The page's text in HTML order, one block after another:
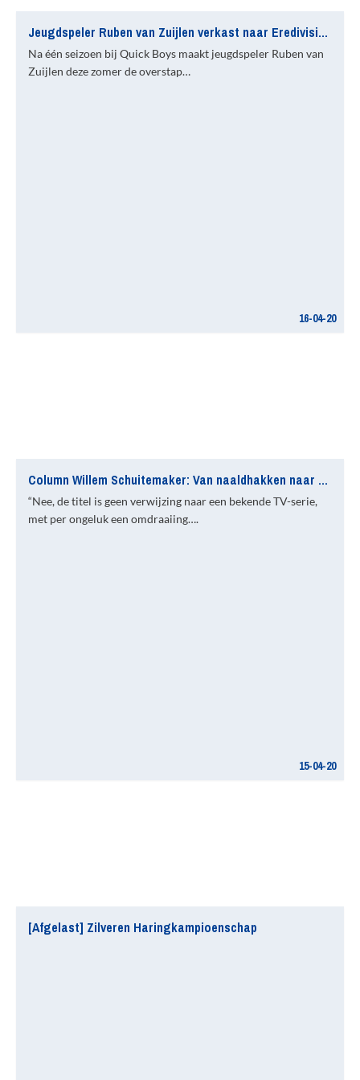
Jeugdspeler Ruben van Zuijlen verkast naar Eredivisionist
Na één seizoen bij Quick Boys maakt jeugdspeler Ruben van
Zuijlen deze zomer de overstap…
16-04-20
Column Willem Schuitemaker: Van naaldhakken naar noppen
“Nee, de titel is geen verwijzing naar een bekende TV-serie,
met per ongeluk een omdraaiing….
15-04-20
[Afgelast] Zilveren Haringkampioenschap